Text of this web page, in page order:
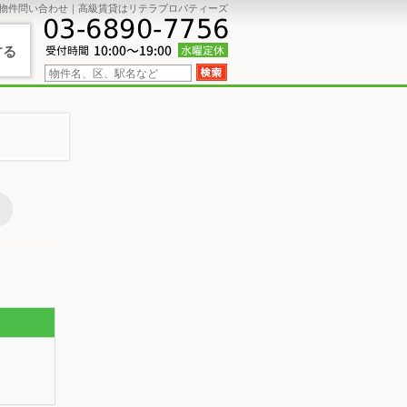
件問い合わせ｜高級賃貸はリテラプロパティーズ